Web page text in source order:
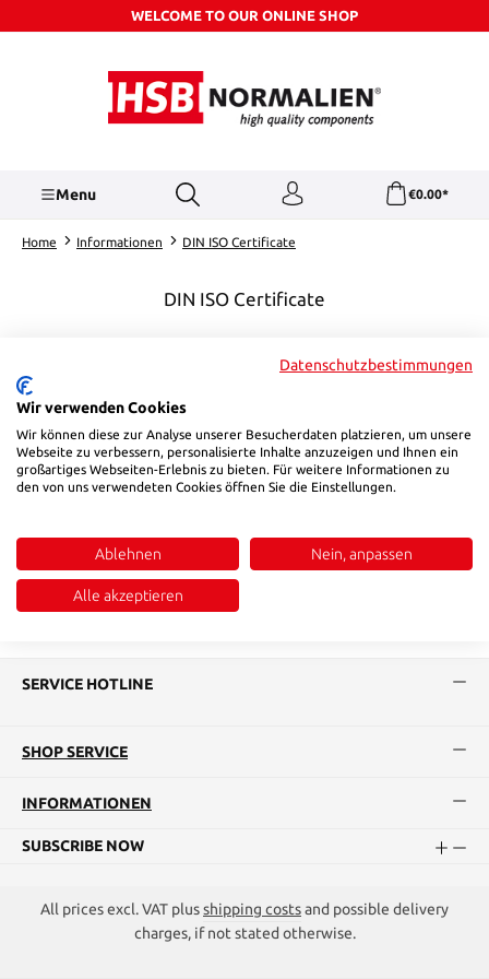
Skip to main contentWELCOME TO OUR ONLINE SHOP
Menu €0.00*
Home Informationen DIN ISO Certificate
DIN ISO Certificate
CERTIFICATE DIN ISO 9001:2015,
STAND 2026
SERVICE HOTLINE
SHOP SERVICE
INFORMATIONEN
SUBSCRIBE NOW
All prices excl. VAT plusshipping costsand possible delivery
charges, if not stated otherwise.
Datenschutzbestimmungen
Wir verwenden Cookies
Wir können diese zur Analyse unserer Besucherdaten platzieren, um unsere
Webseite zu verbessern, personalisierte Inhalte anzuzeigen und Ihnen ein
großartiges Webseiten-Erlebnis zu bieten. Für weitere Informationen zu
den von uns verwendeten Cookies öffnen Sie die Einstellungen.
Ablehnen Nein, anpassen
Alle akzeptieren